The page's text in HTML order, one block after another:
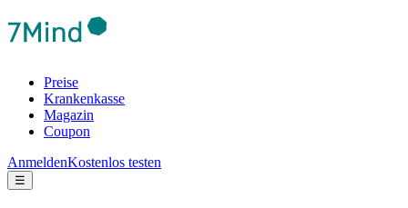
Preise
Krankenkasse
Magazin
Coupon
AnmeldenKostenlos testen
☰